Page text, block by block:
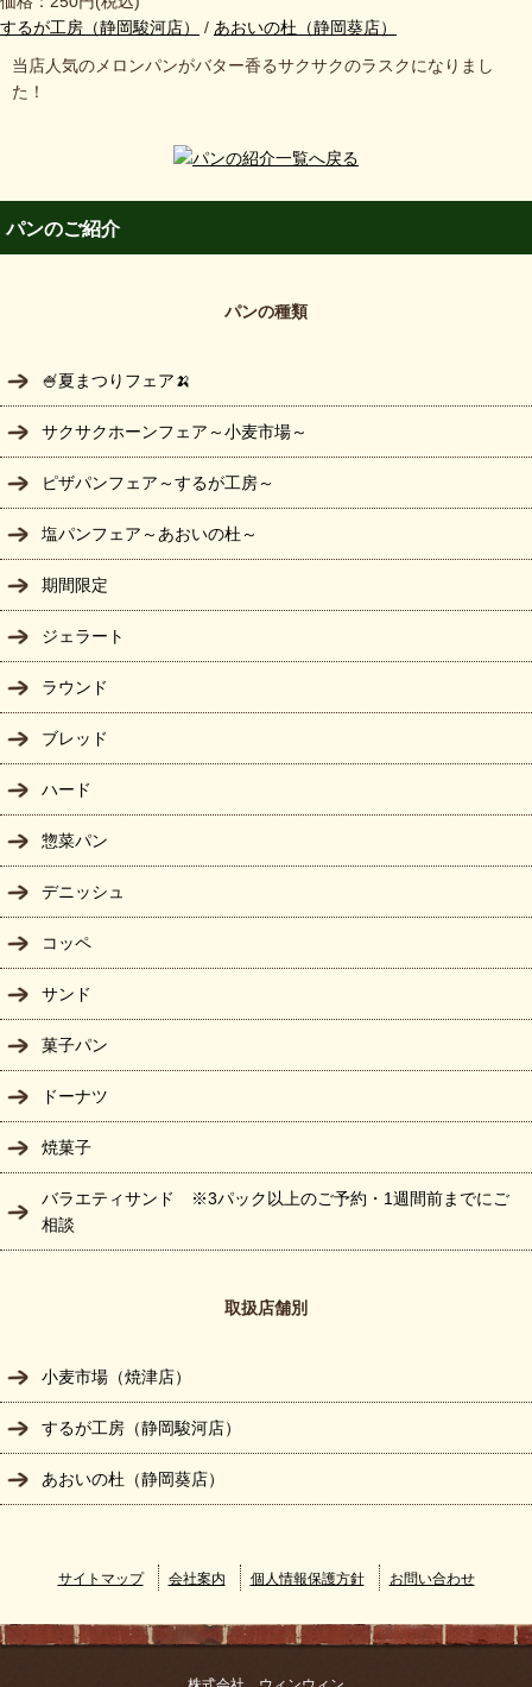
するが工房（静岡駿河店）
/ あおいの杜（静岡葵店）
当店人気のメロンパンがバター香るサクサクのラスクになりまし
た！
パンのご紹介
パンの種類
🍧夏まつりフェア🍌
サクサクホーンフェア～小麦市場～
ピザパンフェア～するが工房～
塩パンフェア～あおいの杜～
期間限定
ジェラート
ラウンド
ブレッド
ハード
惣菜パン
デニッシュ
コッペ
サンド
菓子パン
ドーナツ
焼菓子
バラエティサンド ※3パック以上のご予約・1週間前までにご
相談
取扱店舗別
小麦市場（焼津店）
するが工房（静岡駿河店）
あおいの杜（静岡葵店）
サイトマップ 会社案内 個人情報保護方針 お問い合わせ